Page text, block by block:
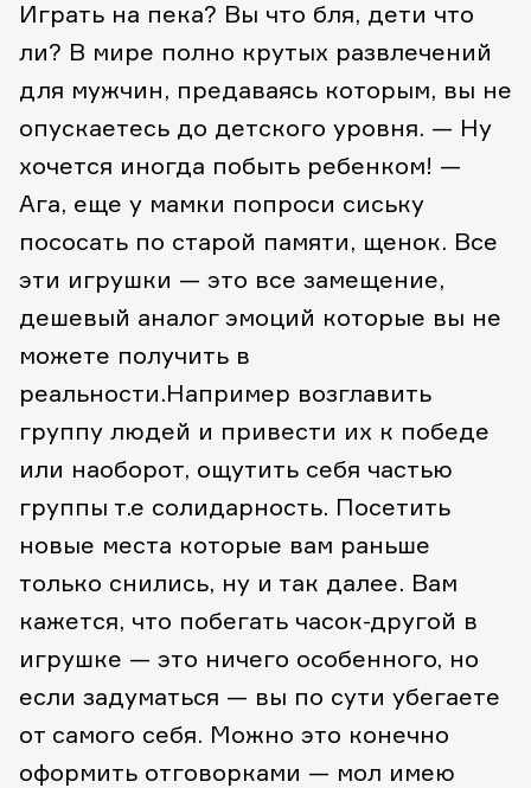
Играть на пека? Вы что бля, дети что
ли? В мире полно крутых развлечений
для мужчин, предаваясь которым, вы не
опускаетесь до детского уровня. — Ну
хочется иногда побыть ребенком! —
Ага, еще у мамки попроси сиську
пососать по старой памяти, щенок. Все
эти игрушки — это все замещение,
дешевый аналог эмоций которые вы не
можете получить в
реальности.Например возглавить
группу людей и привести их к победе
или наоборот, ощутить себя частью
группы т.е солидарность. Посетить
новые места которые вам раньше
только снились, ну и так далее. Вам
кажется, что побегать часок-другой в
игрушке — это ничего особенного, но
если задуматься — вы по сути убегаете
от самого себя. Можно это конечно
оформить отговорками — мол имею